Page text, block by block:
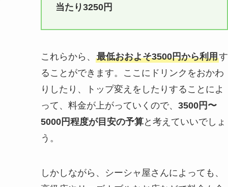
当たり3250円
これらから、 最低おおよそ3500円から利用す
ることができます。ここにドリンクをおかわ
りしたり、トップ変えをしたりすることによ
って、料金が上がっていくので、 3500円〜
5000円程度が目安の予算と考えていいでしょ
う。
しかしながら、シーシャ屋さんによっても、